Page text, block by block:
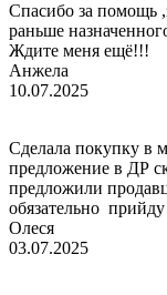
Спасибо за помощь
раньше
Ждите меня ещё!!!
Анжела
10.07.2025
Сделала покупку в
предложение в ДР
предложили
обязательно
Олеся
03.07.2025